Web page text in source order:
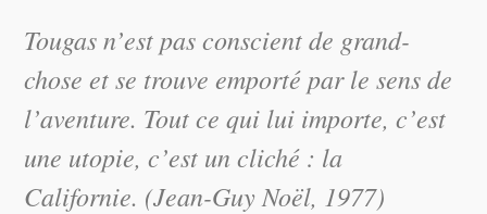
Tougas n’est pas conscient de grand-
chose et se trouve emporté par le sens de
l’aventure. Tout ce qui lui importe, c’est
une utopie, c’est un cliché : la
Californie. (Jean-Guy Noël, 1977)